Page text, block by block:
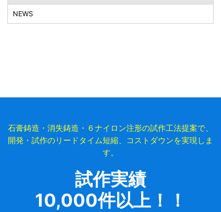
NEWS
石膏鋳造・消失鋳造・６ナイロン注形の試作工法提案で、
開発・試作のリードタイム短縮、コストダウンを実現しま
す。
試作実績
10,000件以上！！